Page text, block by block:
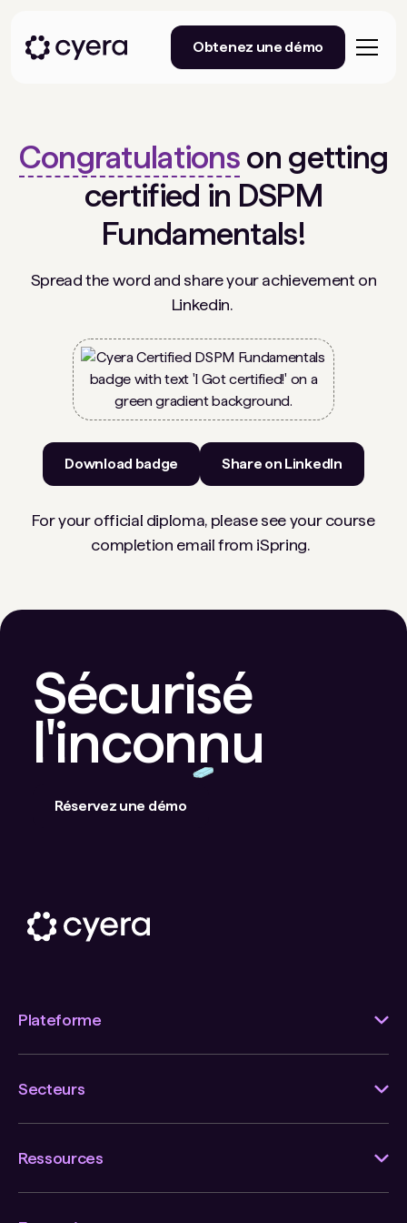
Obtenez une démo
Congratulationson getting
certified in DSPM
Fundamentals!
Spread the word and share your achievement on
Linkedin.
Download badge Share on LinkedIn
For your official diploma, please see your course
completion email from iSpring.
Sécurisé
l'inconnu
Réservez une démo
Plateforme
Secteurs
Ressources